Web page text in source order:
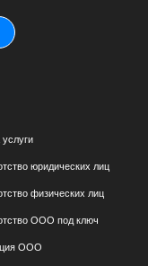
vk
юридических лиц
физических лиц
ООО под ключ
ООО